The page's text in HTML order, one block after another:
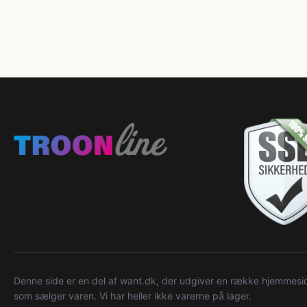
Denne side er en del af want.dk, der udgiver en række
som sælger varen. Vi har heller ikke varerne på lager.